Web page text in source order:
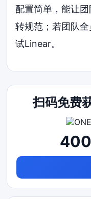
配置简单，能让
转规范；若团队
试Linear。
扫码免费